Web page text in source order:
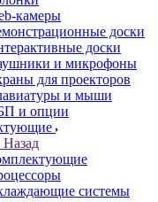
камеры
доски
доски
и микрофоны
для проекторов
и мыши
и опции
Назад
системы